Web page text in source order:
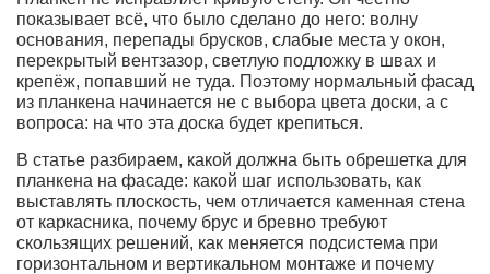
показывает всё, что было сделано до него: волну
основания, перепады брусков, слабые места у окон,
перекрытый вентзазор, светлую подложку в швах и
крепёж, попавший не туда. Поэтому нормальный фасад
из планкена начинается не с выбора цвета доски, а с
вопроса: на что эта доска будет крепиться.
В статье разбираем, какой должна быть обрешетка для
планкена на фасаде: какой шаг использовать, как
выставлять плоскость, чем отличается каменная стена
от каркасника, почему брус и бревно требуют
скользящих решений, как меняется подсистема при
горизонтальном и вертикальном монтаже и почему